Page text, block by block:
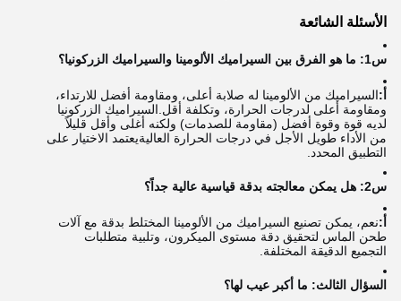
الأسئلة الشائعة
س1: ما هو الفرق بين السيراميك الألومينا والسيراميك الزركونيا؟
أ:السيراميك من الألومينا له صلابة أعلى، ومقاومة أفضل للارتداء،
ومقاومة أعلى لدرجات الحرارة، وتكلفة أقل.السيراميك الزركونيا
لديه قوة وقوة أفضل (مقاومة للصدمات) ولكنه أغلى وأقل قليلاً
من الأداء طويل الأجل في درجات الحرارة العاليةيعتمد الاختيار على
التطبيق المحدد.
س2: هل يمكن معالجته بدقة قياسية عالية جداً؟
أ:نعم، يمكن تصنيع السيراميك من الألومينا المختلط بدقة مع آلات
طحن الماس لتحقيق دقة مستوى الميكرون، وتلبية متطلبات
التجميع الدقيقة المختلفة.
السؤال الثالث: ما أكبر عيب لها؟